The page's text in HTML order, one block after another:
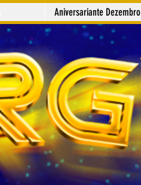
Aniversariante Dezembro